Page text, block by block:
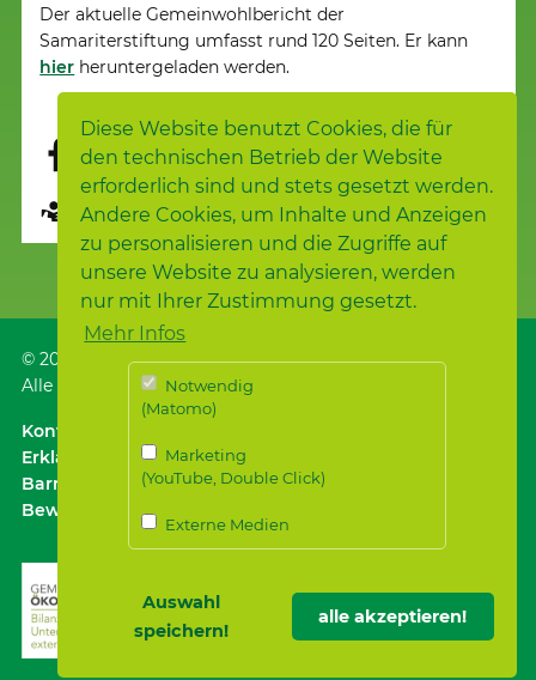
Diese Website benutzt Cookies, die für
den technischen Betrieb der Website
erforderlich sind und stets gesetzt werden.
Andere Cookies, um Inhalte und Anzeigen
zu personalisieren und die Zugriffe auf
unsere Website zu analysieren, werden
nur mit Ihrer Zustimmung gesetzt.
Mehr Infos
Notwendig
(Matomo)
Marketing
(YouTube, Double Click)
Externe Medien
Auswahl
speichern!
alle akzeptieren!
Der aktuelle Gemeinwohlbericht der
Samariterstiftung umfasst rund 120 Seiten. Er kann
hier heruntergeladen werden.
Seite übersetzen
© 2026 Samariterstiftung, Nürtingen
Alle Rechte vorbehalten.
Kontakt
Erklärung zur
Barrierefreiheit｜Datenschutz｜Datenschutz für
Bewerber*innen